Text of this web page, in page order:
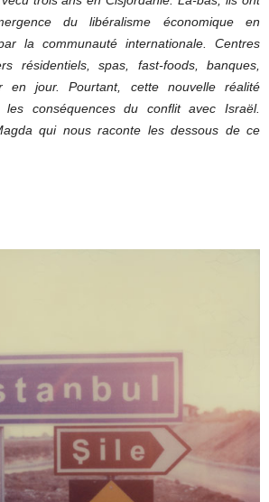
du libéralisme économique en
la communauté internationale. Centres
résidentiels, spas, fast-foods, banques,
en jour. Pourtant, cette nouvelle réalité
les conséquences du conflit avec Israël.
qui nous raconte les dessous de ce